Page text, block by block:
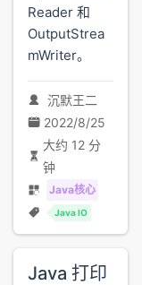
Reader 和
OutputStrea
mWriter。
沉默王二
2022/8/25
大约 12 分
钟
Java核心
Java IO
Java 打印